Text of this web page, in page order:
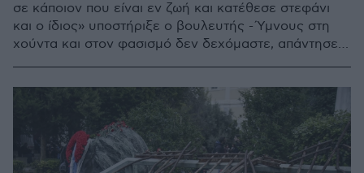
σε κάποιον που είναι εν ζωή και κατέθεσε στεφάνι
και ο ίδιος» υποστήριξε ο βουλευτής - Ύμνους στη
χούντα και στον φασισμό δεν δεχόμαστε, απάντησε ο